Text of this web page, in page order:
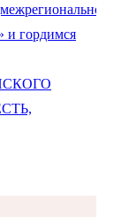
и гордимся